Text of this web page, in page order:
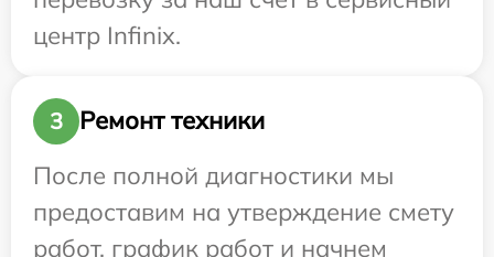
центр Infinix.
3
Ремонт техники
После полной диагностики мы
предоставим на утверждение смету
работ, график работ и начнем